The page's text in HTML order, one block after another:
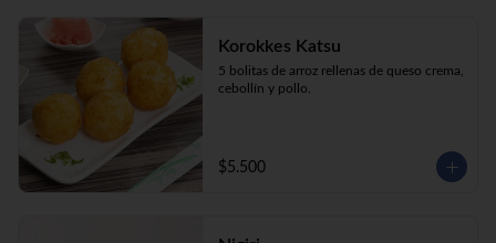
Korokkes Katsu
5 bolitas de arroz rellenas de queso crema,
cebollín y pollo.
$5.500